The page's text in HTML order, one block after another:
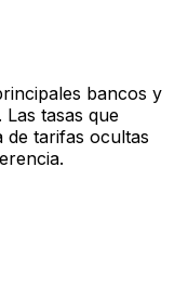
bancos y
tasas que
de tarifas ocultas